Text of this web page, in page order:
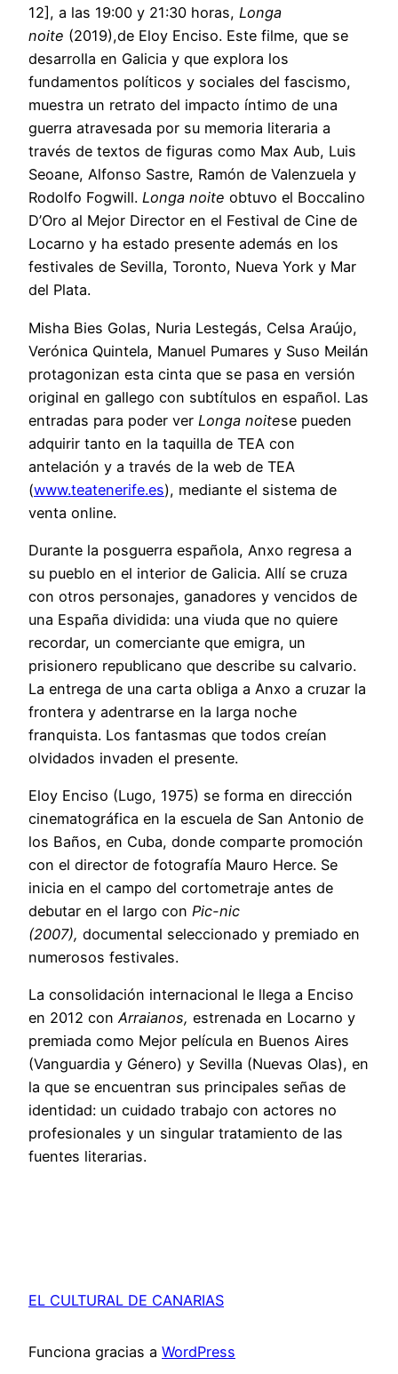
12], a las 19:00 y 21:30 horas, Longa
noite (2019),de Eloy Enciso. Este filme, que se
desarrolla en Galicia y que explora los
fundamentos políticos y sociales del fascismo,
muestra un retrato del impacto íntimo de una
guerra atravesada por su memoria literaria a
través de textos de figuras como Max Aub, Luis
Seoane, Alfonso Sastre, Ramón de Valenzuela y
Rodolfo Fogwill. Longa noite obtuvo el Boccalino
D’Oro al Mejor Director en el Festival de Cine de
Locarno y ha estado presente además en los
festivales de Sevilla, Toronto, Nueva York y Mar
del Plata.
Misha Bies Golas, Nuria Lestegás, Celsa Araújo,
Verónica Quintela, Manuel Pumares y Suso Meilán
protagonizan esta cinta que se pasa en versión
original en gallego con subtítulos en español. Las
entradas para poder ver Longa noitese pueden
adquirir tanto en la taquilla de TEA con
antelación y a través de la web de TEA
(www.teatenerife.es), mediante el sistema de
venta online.
Durante la posguerra española, Anxo regresa a
su pueblo en el interior de Galicia. Allí se cruza
con otros personajes, ganadores y vencidos de
una España dividida: una viuda que no quiere
recordar, un comerciante que emigra, un
prisionero republicano que describe su calvario.
La entrega de una carta obliga a Anxo a cruzar la
frontera y adentrarse en la larga noche
franquista. Los fantasmas que todos creían
olvidados invaden el presente.
Eloy Enciso (Lugo, 1975) se forma en dirección
cinematográfica en la escuela de San Antonio de
los Baños, en Cuba, donde comparte promoción
con el director de fotografía Mauro Herce. Se
inicia en el campo del cortometraje antes de
debutar en el largo con Pic-nic
(2007), documental seleccionado y premiado en
numerosos festivales.
La consolidación internacional le llega a Enciso
en 2012 conArraianos, estrenada en Locarno y
premiada como Mejor película en Buenos Aires
(Vanguardia y Género) y Sevilla (Nuevas Olas), en
la que se encuentran sus principales señas de
identidad: un cuidado trabajo con actores no
profesionales y un singular tratamiento de las
fuentes literarias.
EL CULTURAL DE CANARIAS
Funciona gracias a WordPress